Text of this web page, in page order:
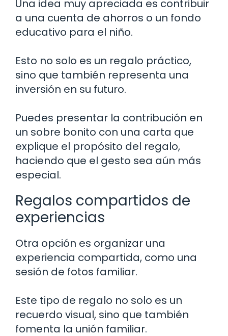
Una idea muy apreciada es contribuir
a una cuenta de ahorros o un fondo
educativo para el niño.
Esto no solo es un regalo práctico,
sino que también representa una
inversión en su futuro.
Puedes presentar la contribución en
un sobre bonito con una carta que
explique el propósito del regalo,
haciendo que el gesto sea aún más
especial.
Regalos compartidos de
experiencias
Otra opción es organizar una
experiencia compartida, como una
sesión de fotos familiar.
Este tipo de regalo no solo es un
recuerdo visual, sino que también
fomenta la unión familiar.